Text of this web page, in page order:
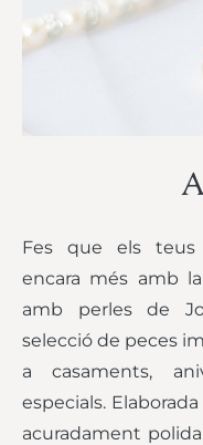
Fes que els teus
encara més amb
amb perles de
selecció de peces
a casaments,
especials.
acuradament